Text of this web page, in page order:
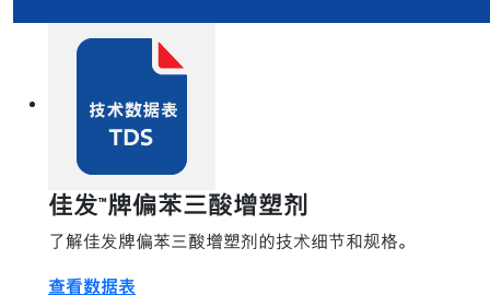
佳发™牌偏苯三酸增塑剂
了解佳发牌偏苯三酸增塑剂的技术细节和规格。
查看数据表